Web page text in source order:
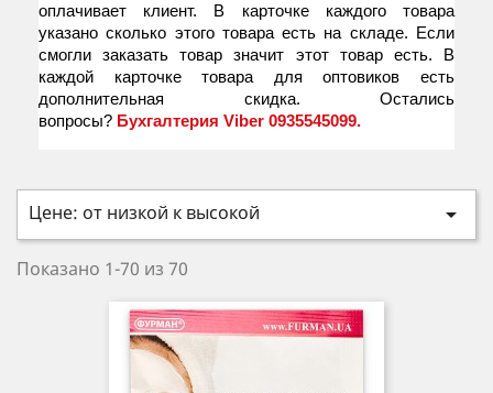
оплачивает клиент. В карточке каждого товара
указано сколько этого товара есть на складе. Если
смогли заказать товар значит этот товар есть. В
каждой карточке товара для оптовиков есть
дополнительная скидка. Остались
вопросы? Бухгалтерия Viber 0935545099.
Цене: от низкой к высокой 
Показано 1-70 из 70